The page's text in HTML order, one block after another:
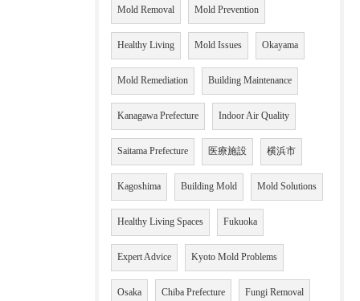
Mold Removal Mold Prevention
Healthy Living Mold Issues Okayama
Mold Remediation Building Maintenance
Kanagawa Prefecture Indoor Air Quality
Saitama Prefecture 医療施設 横浜市
Kagoshima Building Mold Mold Solutions
Healthy Living Spaces Fukuoka
Expert Advice Kyoto Mold Problems
Osaka Chiba Prefecture Fungi Removal